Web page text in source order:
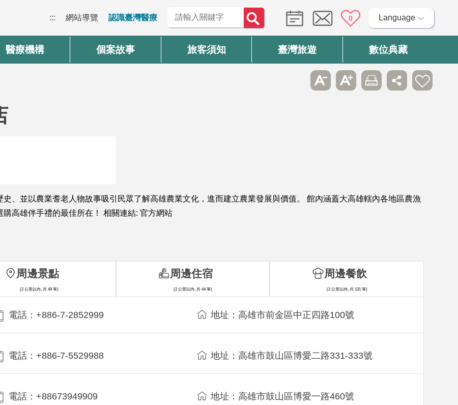
::: 網站導覽 認識臺灣醫療 0 Language
醫療機構 個案故事 旅客須知 臺灣旅遊 數位典藏
、並以農業耆老人物故事吸引民眾了解高雄農業文化，進而建立農業發展與價值。 館內涵蓋大高雄轄內各地區農漁
高雄伴手禮的最佳所在！ 相關連結: 官方網站
電話：+886-7-2852999 地址：高雄市前金區中正四路100號
電話：+886-7-5529988 地址：高雄市鼓山區博愛二路331-333號
電話：+88673949909 地址：高雄市鼓山區博愛一路460號
周邊景點
(2 公里以內, 共 49 筆)
周邊住宿
(2 公里以內, 共 44 筆)
周邊餐飲
(2 公里以內, 共 131 筆)